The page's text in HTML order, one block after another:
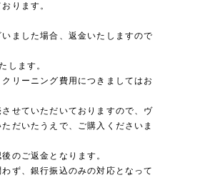
ります。
ました場合、返金いたしますので
します。
リーニング費用につきましてはお
せていただいておりますので、ヴ
だいたうえで、ご購入くださいま
のご返金となります。
ず、銀行振込のみの対応となって